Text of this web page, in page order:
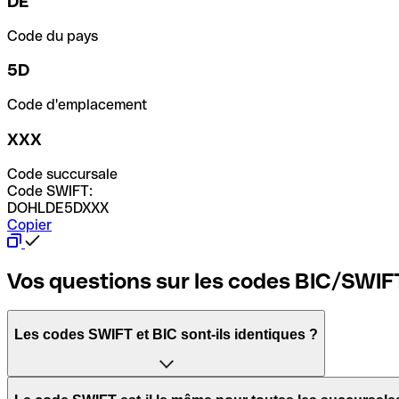
Code du pays
5D
Code d'emplacement
XXX
Code succursale
Code SWIFT:
DOHLDE5DXXX
Copier
Vos questions sur les codes BIC/
Les codes SWIFT et BIC sont-ils identiques ?